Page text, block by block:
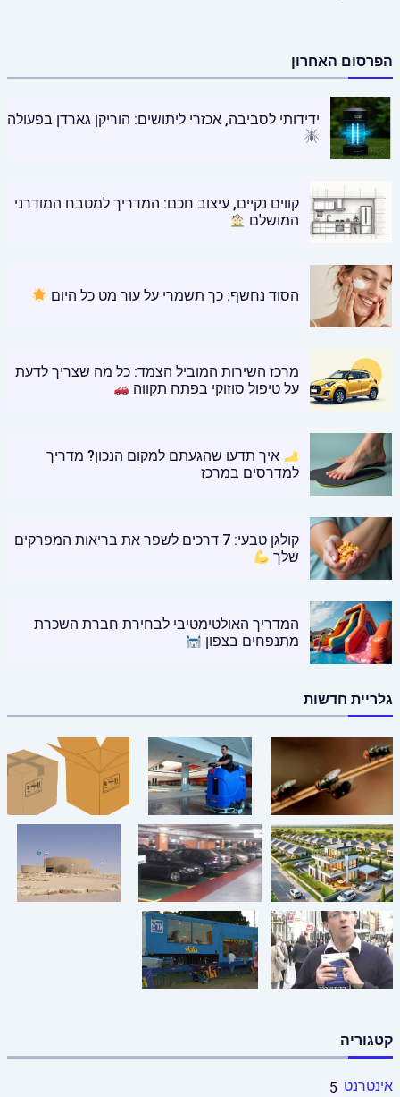
הפרסום האחרון
ידידותי לסביבה, אכזרי ליתושים: הוריקן גארדן בפעולה
קווים נקיים, עיצוב חכם: המדריך למטבח המודרני
המושלם
הסוד נחשף: כך תשמרי על עור מט כל היום
מרכז השירות המוביל הצמד: כל מה שצריך לדעת
על טיפול סוזוקי בפתח תקווה
איך תדעו שהגעתם למקום הנכון? מדריך
למדרסים במרכז
קולגן טבעי: 7 דרכים לשפר את בריאות המפרקים
שלך
המדריך האולטימטיבי לבחירת חברת השכרת
מתנפחים בצפון
גלריית חדשות
קטגוריה
אינטרנט 5